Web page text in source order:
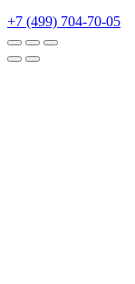
+7 (499) 704-70-05